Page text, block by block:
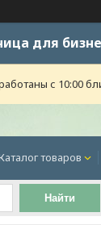
для
с 10:00
товаров
Найти